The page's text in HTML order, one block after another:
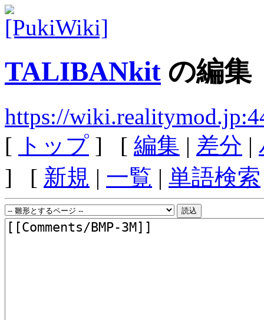
TALIBANkit の編集
https://
[ トップ ] [ 編集 | 差分 |
] [ 新規 | 一覧 | 単語検索